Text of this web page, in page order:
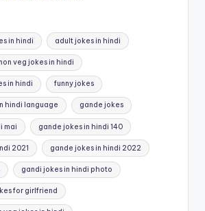
in hindi adult jokes in hindi
veg jokes in hindi
in hindi funny jokes
hindi language gande jokes
mai gande jokes in hindi 140
2021 gande jokes in hindi 2022
gandi jokes in hindi photo
for girlfriend